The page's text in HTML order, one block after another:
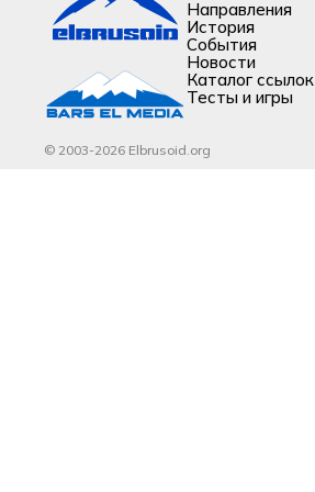
Направления
История
События
Новости
Каталог ссылок
Тесты и игры
© 2003-2026 Elbrusoid.org